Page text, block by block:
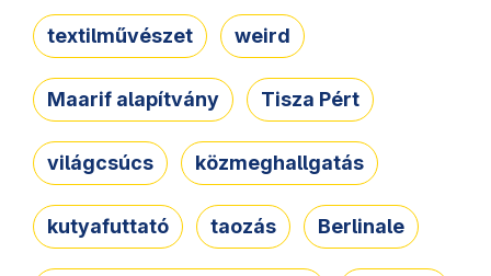
textilművészet weird
Maarif alapítvány Tisza Pért
világcsúcs közmeghallgatás
kutyafuttató taozás Berlinale